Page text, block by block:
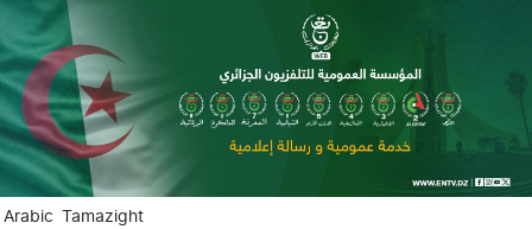
Aller au contenu principal
Arabic Tamazight